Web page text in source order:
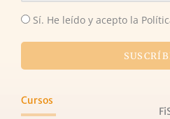
Sí. He leído y acepto la
Cursos